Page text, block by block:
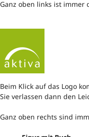
Ganz oben links ist immer
Beim Klick auf das Logo
Sie verlassen dann den
Ganz oben rechts sind